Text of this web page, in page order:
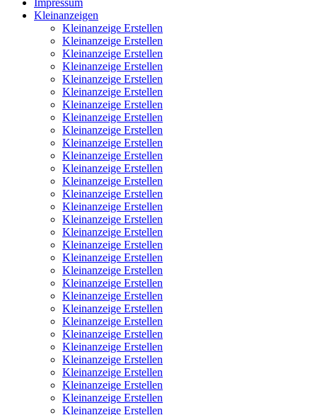
Kleinanzeigen
Kleinanzeige Erstellen
Kleinanzeige Erstellen
Kleinanzeige Erstellen
Kleinanzeige Erstellen
Kleinanzeige Erstellen
Kleinanzeige Erstellen
Kleinanzeige Erstellen
Kleinanzeige Erstellen
Kleinanzeige Erstellen
Kleinanzeige Erstellen
Kleinanzeige Erstellen
Kleinanzeige Erstellen
Kleinanzeige Erstellen
Kleinanzeige Erstellen
Kleinanzeige Erstellen
Kleinanzeige Erstellen
Kleinanzeige Erstellen
Kleinanzeige Erstellen
Kleinanzeige Erstellen
Kleinanzeige Erstellen
Kleinanzeige Erstellen
Kleinanzeige Erstellen
Kleinanzeige Erstellen
Kleinanzeige Erstellen
Kleinanzeige Erstellen
Kleinanzeige Erstellen
Kleinanzeige Erstellen
Kleinanzeige Erstellen
Kleinanzeige Erstellen
Kleinanzeige Erstellen
Kleinanzeige Erstellen